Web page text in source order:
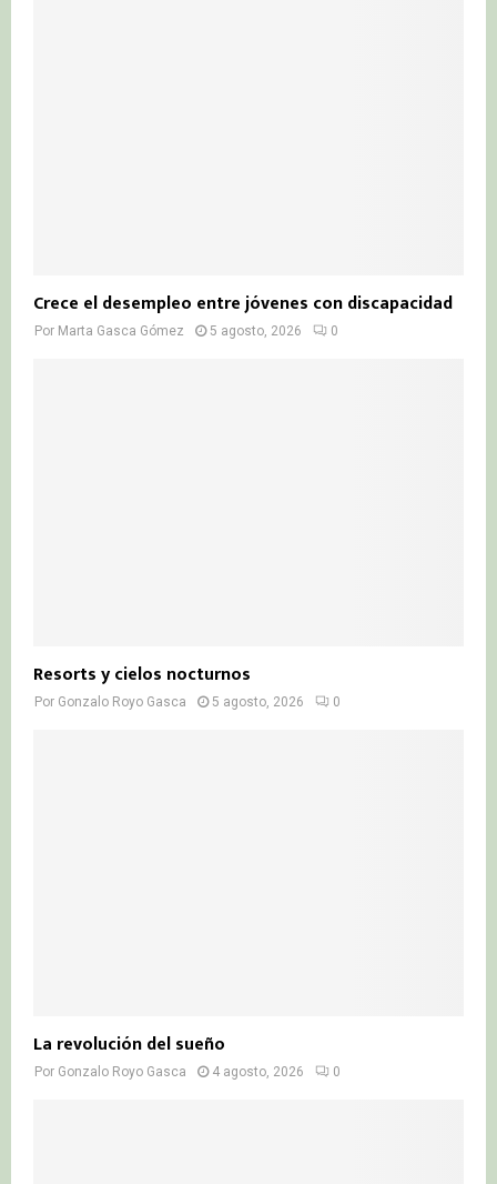
Crece el desempleo entre jóvenes con discapacidad
Por Marta Gasca Gómez 5 agosto, 2026 0
Resorts y cielos nocturnos
Por Gonzalo Royo Gasca 5 agosto, 2026 0
La revolución del sueño
Por Gonzalo Royo Gasca 4 agosto, 2026 0